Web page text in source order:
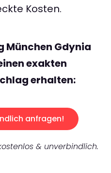
Kosten.
München Gdynia
exakten
erhalten:
anfragen!
& unverbindlich.